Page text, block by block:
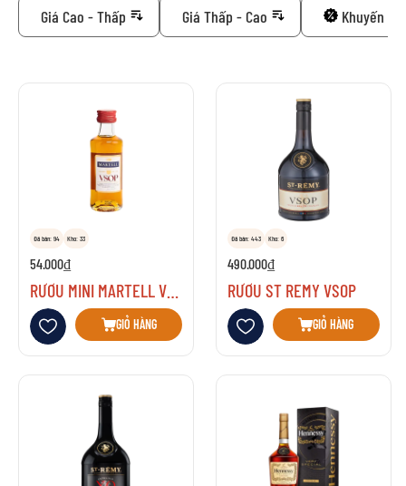
Giá Cao - Thấp Giá Thấp - Cao Khuyến
Đã bán: 94 Kho: 33
54.000₫
RƯỢU MINI MARTELL VSOP
Thêm vào danh sách yêu thích
GIỎ HÀNG
Đã bán: 443 Kho: 6
490.000₫
RƯỢU ST REMY VSOP
Thêm vào danh sách yêu thích
GIỎ HÀNG